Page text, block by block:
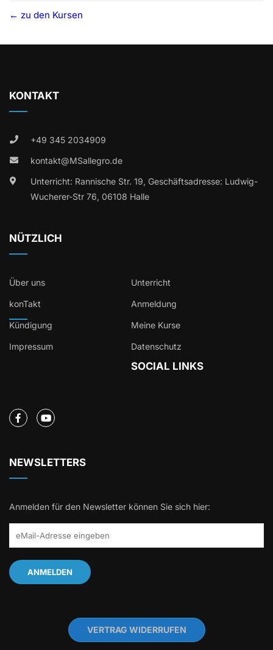
zu den Kursen
KONTAKT
+49 345 2034909
kontakt@MSallegro.de
Unterricht: Rannische Str. 19, Geschäftsadresse: Ludwig-
Wucherer-Str 76, 06108 Halle
NÜTZLICH
Über uns Unterricht
konTakt Anmeldung
Kündigung Meine Kurse
Impressum Datenschutz
SOCIAL LINKS
NEWSLETTERS
Anmelden für den Newsletter können Sie sich hier:
VERTRAG WIDERRUFEN